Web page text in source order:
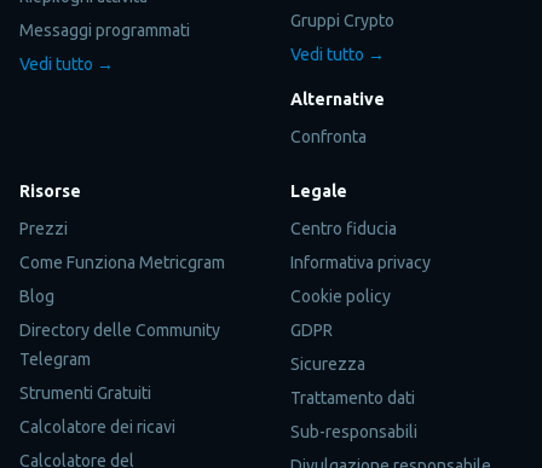
Messaggi programmati
Vedi tutto →
Gruppi Crypto
Vedi tutto →
Alternative
Confronta
Risorse
Prezzi
Come Funziona Metricgram
Blog
Directory delle Community
Telegram
Strumenti Gratuiti
Calcolatore dei ricavi
Calcolatore del
Legale
Centro fiducia
Informativa privacy
Cookie policy
GDPR
Sicurezza
Trattamento dati
Sub-responsabili